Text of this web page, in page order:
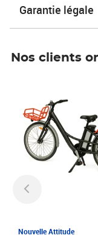
Garantie légale
Nos clients
Nouvelle Attitude